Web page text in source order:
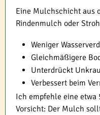
Eine Mulchschicht aus
Rindenmulch oder
Weniger
Gleichmäßigere
Unterdrückt
Verbessert beim
Ich empfehle eine
Vorsicht: Der Mulch